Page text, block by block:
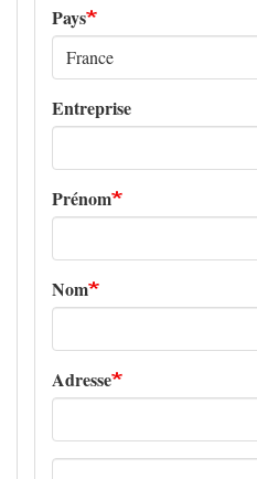
Pays
Entreprise
Prénom
Nom
Adresse
Adresse